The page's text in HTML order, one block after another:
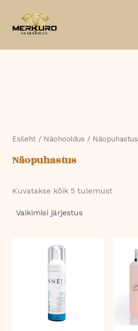
content
Esileht/ Näohooldus / Näopuhastus
Näopuhastus
Kuvatakse kõik 5 tulemust